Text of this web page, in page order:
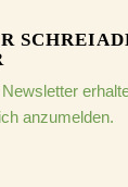
anzumelden.